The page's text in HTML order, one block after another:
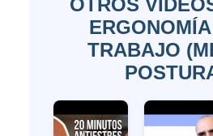
OTROS
TRABAJO